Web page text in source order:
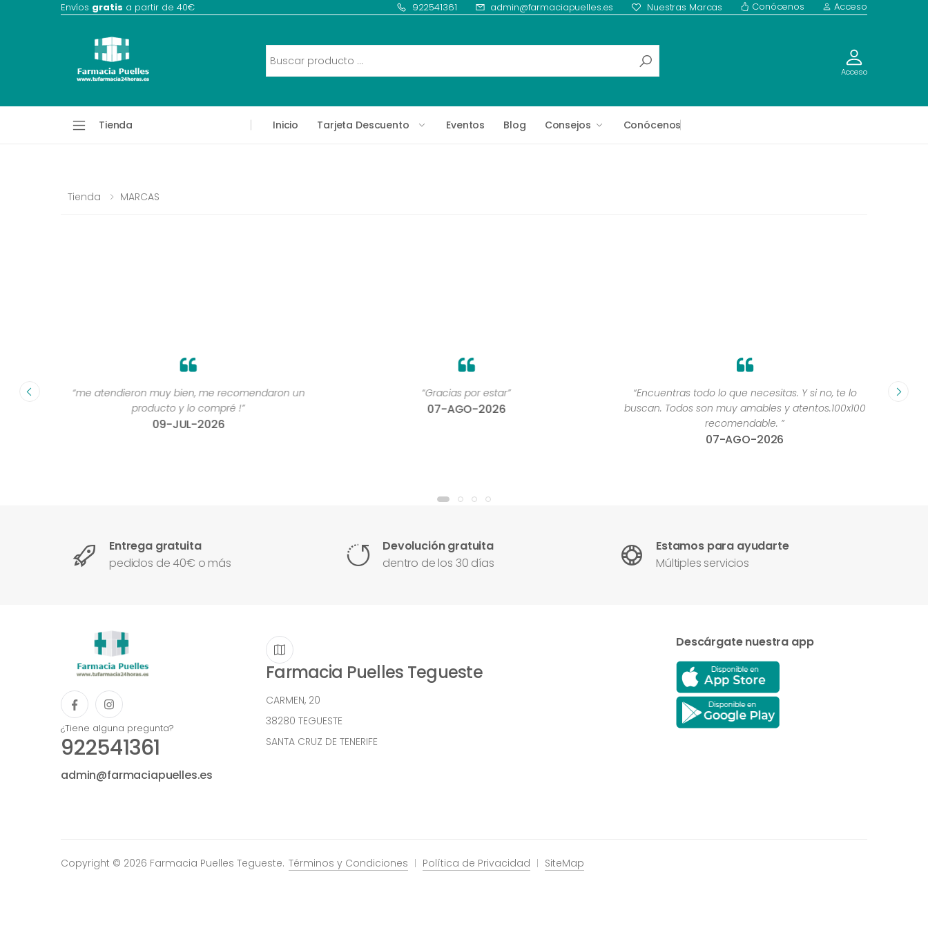
Envíos gratis a partir de 40€ 922541361 admin@farmaciapuelles.es Nuestras Marcas Conócenos Acceso
Acceso
Tienda Inicio Tarjeta Descuento Eventos Blog Consejos Conócenos
Tienda MARCAS
”
“me atendieron muy bien, me recomendaron un
producto y lo compré !”
09-JUL-2026
“Gracias por estar”
07-AGO-2026
“Encuentras todo lo que necesitas. Y si no, te lo
buscan. Todos son muy amables y atentos.100x100
recomendable. ”
07-AGO-2026
Entrega gratuita
pedidos de 40€ o más
Devolución gratuita
dentro de los 30 días
Estamos para ayudarte
Múltiples servicios
¿Tiene alguna pregunta?
922541361
admin@farmaciapuelles.es
Farmacia Puelles Tegueste
CARMEN, 20
38280 TEGUESTE
SANTA CRUZ DE TENERIFE
Descárgate nuestra app
Copyright © 2026 Farmacia Puelles Tegueste. Términos y Condiciones Política de Privacidad SiteMap